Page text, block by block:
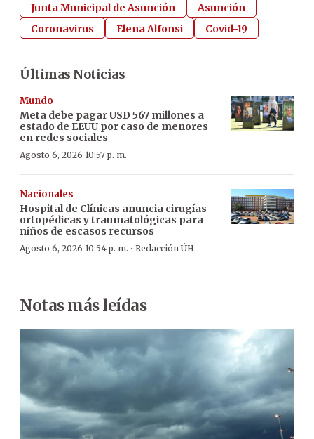
Junta Municipal de Asunción
Asunción
Coronavirus
Elena Alfonsi Covid-19
Últimas Noticias
Mundo
Meta debe pagar USD 567 millones a
estado de EEUU por caso de menores
en redes sociales
Agosto 6, 2026 10:57 p. m.
Nacionales
Hospital de Clínicas anuncia cirugías
ortopédicas y traumatológicas para
niños de escasos recursos
Agosto 6, 2026 10:54 p. m. · Redacción ÚH
Notas más leídas